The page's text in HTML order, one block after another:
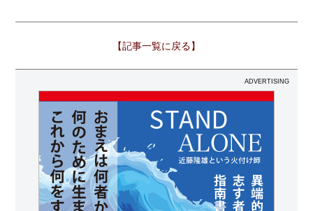
【記事一覧に戻る】
ADVERTISING